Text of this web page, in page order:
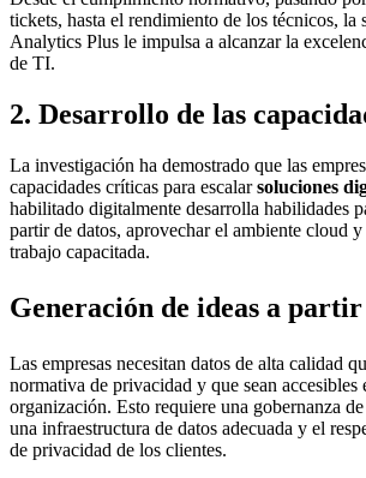
tickets, hasta el rendimiento de los técnicos,
Analytics Plus le impulsa a alcanzar la
de TI.
2. Desarrollo de las
La investigación ha demostrado que las
capacidades críticas para escalarsoluciones
habilitado digitalmente desarrolla habilidades
partir de datos, aprovechar el ambiente cloud
trabajo capacitada.
Generación de ideas a partir
Las empresas necesitan datos de alta calidad
normativa de privacidad y que sean accesibles
organización. Esto requiere una gobernanza
una infraestructura de datos adecuada y el
de privacidad de los clientes.